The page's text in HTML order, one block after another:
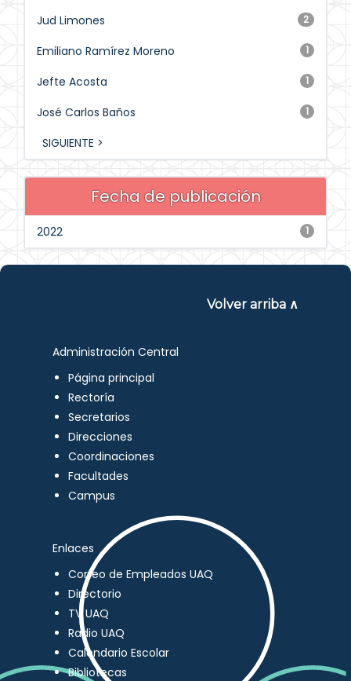
2
Jud Limones
1
Emiliano Ramírez Moreno
1
Jefte Acosta
1
José Carlos Baños
SIGUIENTE >
Fecha de publicación
1
2022
Volver arriba ∧
Administración Central
Página principal
Rectoría
Secretarios
Direcciones
Coordinaciones
Facultades
Campus
Enlaces
Correo de Empleados UAQ
Directorio
TV UAQ
Radio UAQ
Calendario Escolar
Bibliotecas